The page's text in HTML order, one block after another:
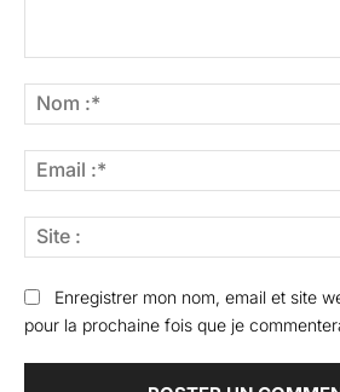
Enregistrer mon nom, email et site
pour la prochaine fois que je